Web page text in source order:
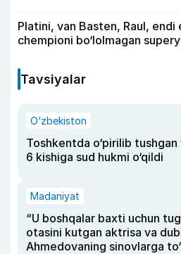
Platini, van Basten, Raul, endi
chempioni bo‘lolmagan
Tavsiyalar
O‘zbekiston
Toshkentda o‘pirilib tushgan
6 kishiga sud hukmi o‘qildi
Madaniyat
“U boshqalar baxti uchun
otasini kutgan aktrisa va
Ahmedovaning sinovlarga